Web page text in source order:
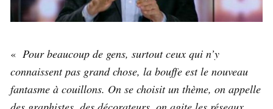
« Pour beaucoup de gens, surtout ceux qui n’y
connaissent pas grand chose, la bouffe est le nouveau
fantasme à couillons. On se choisit un thème, on appelle